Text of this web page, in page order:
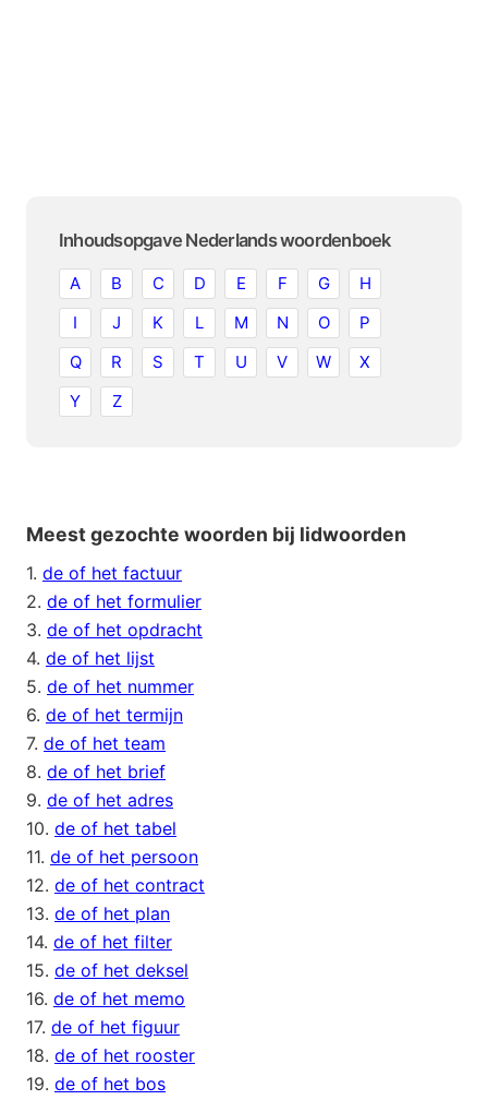
Inhoudsopgave Nederlands woordenboek
A B C D E F G
H
I
J K L M N O
P
Q
R S T U V W
X
Y
Z
Meest gezochte woorden bij lidwoorden
1. de of het factuur
2. de of het formulier
3. de of het opdracht
4. de of het lijst
5. de of het nummer
6. de of het termijn
7. de of het team
8. de of het brief
9. de of het adres
10. de of het tabel
11. de of het persoon
12. de of het contract
13. de of het plan
14. de of het filter
15. de of het deksel
16. de of het memo
17. de of het figuur
18. de of het rooster
19. de of het bos